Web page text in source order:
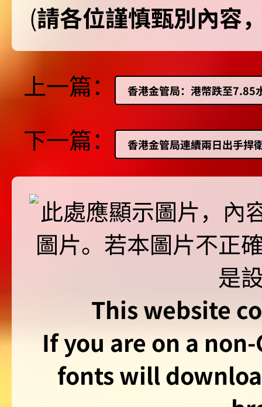
(請各位謹慎甄別內容
上一篇： 香港金管局：港幣跌至7.85
下一篇： 香港金管局連續兩日出手捍
This website
If you are on a
fonts will